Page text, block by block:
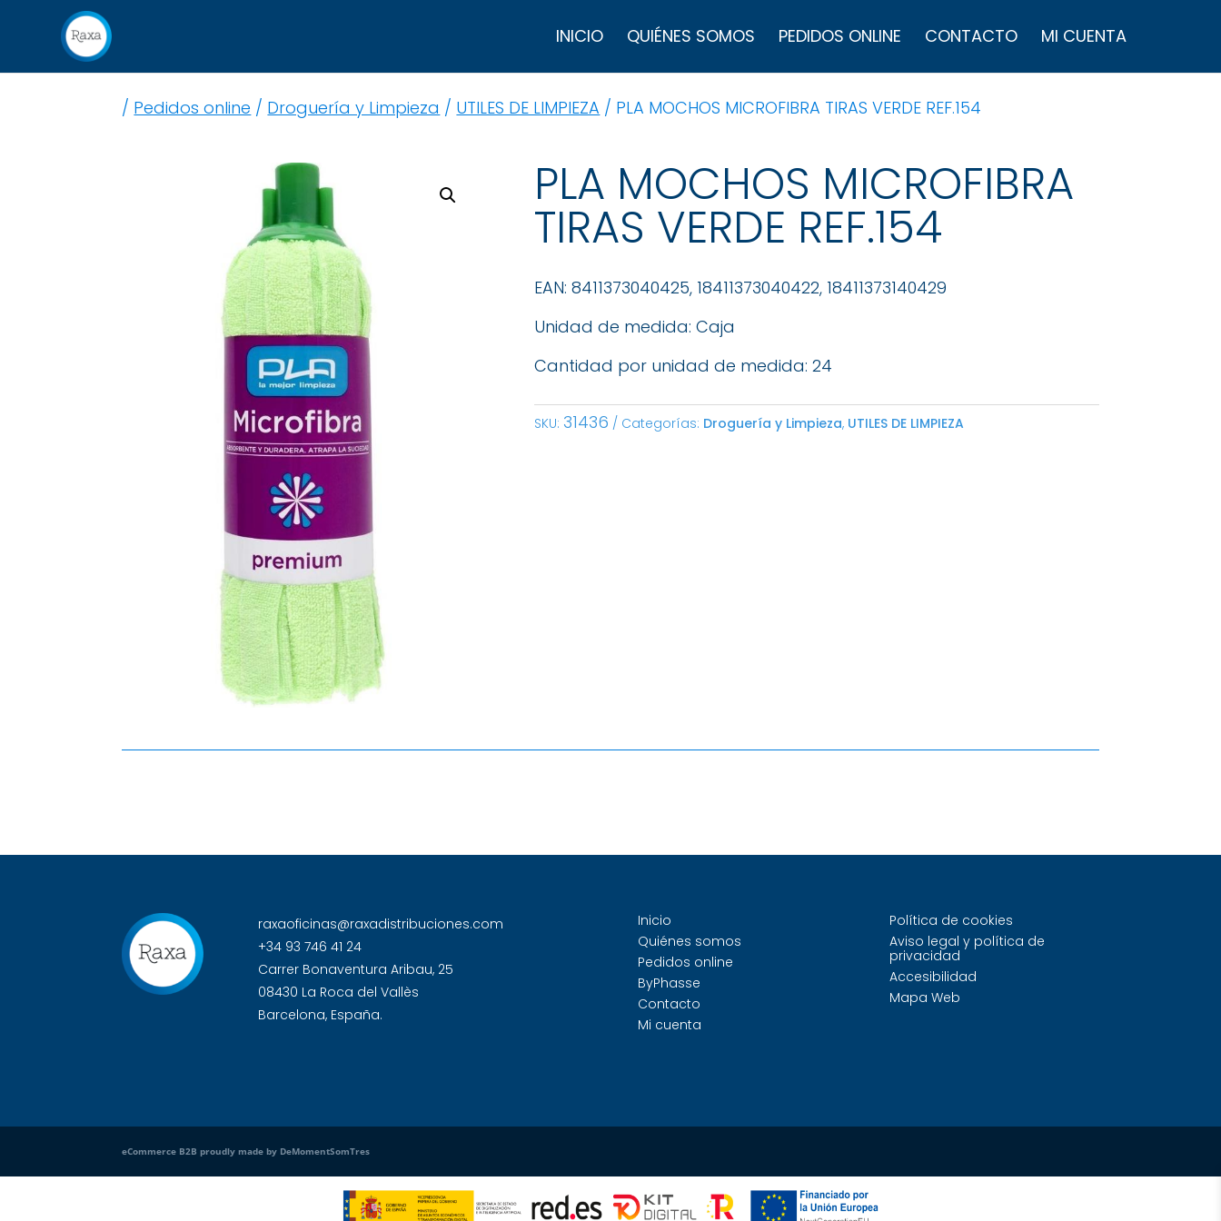
INICIO QUIÉNES SOMOS PEDIDOS ONLINE CONTACTO MI CUENTA
de
productos
/ Pedidos online / Droguería y Limpieza / UTILES DE LIMPIEZA / PLA MOCHOS MICROFIBRA TIRAS VERDE REF.154
PLA MOCHOS MICROFIBRA
TIRAS VERDE REF.154
EAN: 8411373040425, 18411373040422, 18411373140429
Unidad de medida: Caja
Cantidad por unidad de medida: 24
SKU: 31436 Categorías: Droguería y Limpieza, UTILES DE LIMPIEZA
raxaoficinas@raxadistribuciones.com
+34 93 746 41 24
Carrer Bonaventura Aribau, 25
08430 La Roca del Vallès
Barcelona, España.
Inicio
Quiénes somos
Pedidos online
ByPhasse
Contacto
Mi cuenta
Política de cookies
Aviso legal y política de
privacidad
Accesibilidad
Mapa Web
eCommerce B2B proudly made by DeMomentSomTres